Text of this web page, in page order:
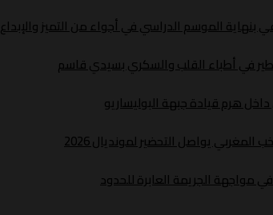
الموسم الدراسي في أجواء من التميز والإبداع
في أطباء القلب والسكري بسيدي قاسم
هرم قيادة جبهة البوليساريو
يواصل التحضير لمونديال 2026
مواجهة الجريمة العابرة للحدود